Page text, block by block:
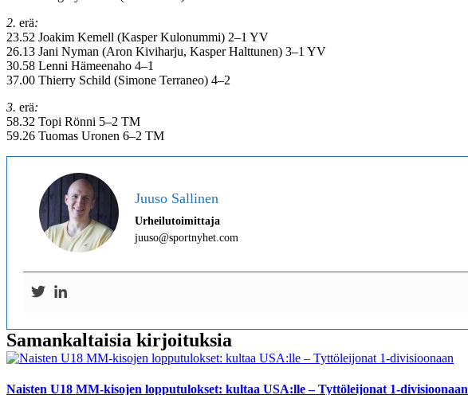
2. erä:
23.52 Joakim Kemell (Kasper Kulonummi) 2–1 YV
26.13 Jani Nyman (Aron Kiviharju, Kasper Halttunen) 3–1 YV
30.58 Lenni Hämeenaho 4–1
37.00 Thierry Schild (Simone Terraneo) 4–2
3. erä:
58.32 Topi Rönni 5–2 TM
59.26 Tuomas Uronen 6–2 TM
Juuso Sallinen
Urheilutoimittaja
juuso@sportnyhet.com
Samankaltaisia kirjoituksia
Naisten U18 MM-kisojen lopputulokset: kultaa USA:lle – Tyttöleijonat 1-divisioonaan